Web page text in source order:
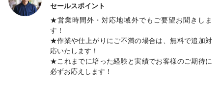
セールスポイント
★営業時間外・対応地域外でもご要望お聞きしま
す！
★作業や仕上がりにご不満の場合は、無料で追加対
応いたします！
★これまでに培った経験と実績でお客様のご期待に
必ずお応えします！